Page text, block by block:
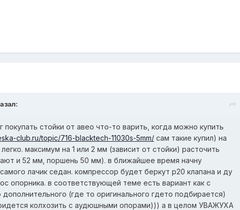
покупать стойки от авео что-то варить, когда можно купить
club.ru/topic/716-blacktech-11030s-5mm/ сам такие купил) на
максимум на 1 или 2 мм (зависит от стойки) расточить
и 52 мм, поршень 50 мм). в ближайшее время начну
лачик седан. компрессор будет беркут р20 клапана и ду
опорника. в соответствующей теме есть вариант как с
(где то оригинального гдето подбирается)
колхозить с аудюшными опорами))) а в целом УВАЖУХА